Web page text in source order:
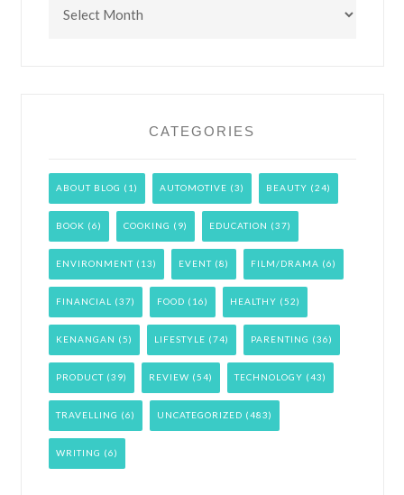
CATEGORIES
ABOUT BLOG (1) AUTOMOTIVE (3) BEAUTY (24)
BOOK (6) COOKING (9) EDUCATION (37)
ENVIRONMENT(13) EVENT(8) FILM/DRAMA (6)
FINANCIAL (37) FOOD (16) HEALTHY (52)
KENANGAN (5) LIFESTYLE (74) PARENTING (36)
PRODUCT(39) REVIEW (54) TECHNOLOGY (43)
TRAVELLING (6) UNCATEGORIZED (483)
WRITING (6)